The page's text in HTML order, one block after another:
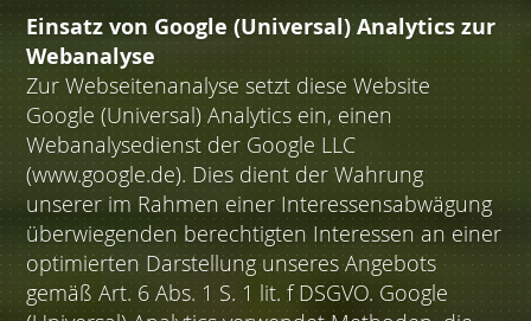
Einsatz von Google (Universal) Analytics zur
Webanalyse
Zur Webseitenanalyse setzt diese Website
Google (Universal) Analytics ein, einen
Webanalysedienst der Google LLC
(www.google.de). Dies dient der Wahrung
unserer im Rahmen einer Interessensabwägung
überwiegenden berechtigten Interessen an einer
optimierten Darstellung unseres Angebots
gemäß Art. 6 Abs. 1 S. 1 lit. f DSGVO. Google